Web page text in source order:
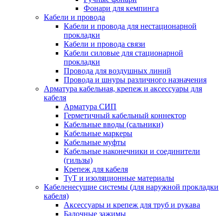
Фонари для кемпинга
Кабели и провода
Кабели и провода для нестационарной
прокладки
Кабели и провода связи
Кабели силовые для стационарной
прокладки
Провода для воздушных линий
Провода и шнуры различного назначения
Арматура кабельная, крепеж и аксессуары для
кабеля
Арматура СИП
Герметичный кабельный коннектор
Кабельные вводы (сальники)
Кабельные маркеры
Кабельные муфты
Кабельные наконечники и соединители
(гильзы)
Крепеж для кабеля
ТуТ и изоляционные материалы
Кабеленесущие системы (для наружной прокладки
кабеля)
Аксессуары и крепеж для труб и рукава
Балочные зажимы